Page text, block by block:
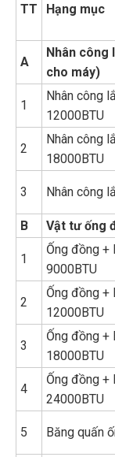
TT Hạng mục
A
Nhân công
cho máy)
1
Nhân công
12000BTU
2
Nhân công
18000BTU
3 Nhân công
B
Vật tư ống
1
Ống đồng +
9000BTU
2
Ống đồng +
12000BTU
3
Ống đồng +
18000BTU
4
Ống đồng +
24000BTU
5 Băng quấn